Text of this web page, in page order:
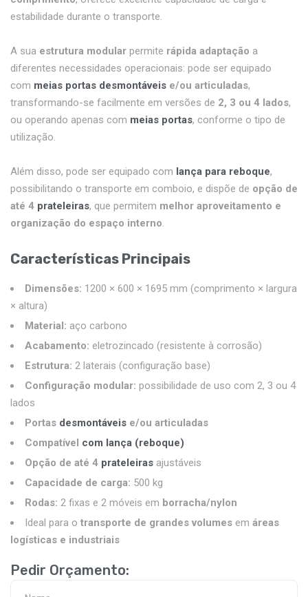
estabilidade durante o transporte.
A sua estrutura modular permite rápida adaptação a
diferentes necessidades operacionais: pode ser equipado
com meias portas desmontáveis e/ou articuladas,
transformando-se facilmente em versões de 2, 3 ou 4 lados,
ou operando apenas com meias portas, conforme o tipo de
utilização.
Além disso, pode ser equipado com lança para reboque,
possibilitando o transporte em comboio, e dispõe de opção de
até 4 prateleiras, que permitem melhor aproveitamento e
organização do espaço interno.
Características Principais
Dimensões: 1200 × 600 × 1695 mm (comprimento × largura
× altura)
Material: aço carbono
Acabamento: eletrozincado (resistente à corrosão)
Estrutura: 2 laterais (configuração base)
Configuração modular: possibilidade de uso com 2, 3 ou 4
lados
Portas desmontáveis e/ou articuladas
Compatível com lança (reboque)
Opção de até 4 prateleiras ajustáveis
Capacidade de carga: 500 kg
Rodas: 2 fixas e 2 móveis em borracha/nylon
Ideal para o transporte de grandes volumes em áreas
logísticas e industriais
Pedir Orçamento: